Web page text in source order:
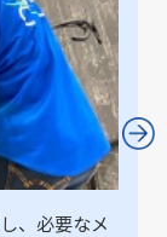
、必要なメ